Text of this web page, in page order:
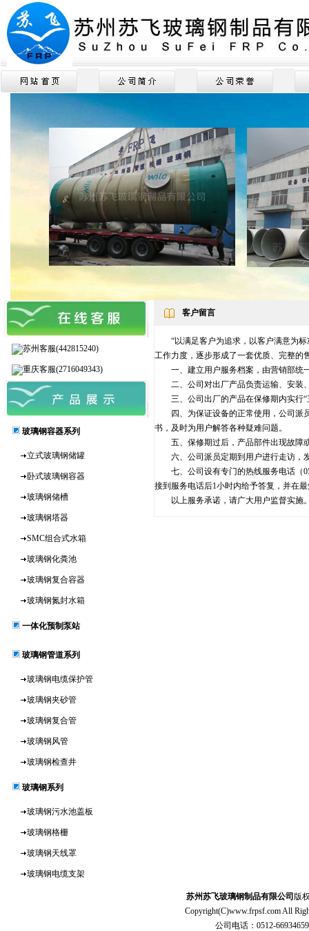
苏州客服(442815240)
重庆客服(2716049343)
玻璃钢容器系列
立式玻璃钢储罐
卧式玻璃钢容器
玻璃钢储槽
玻璃钢塔器
SMC组合式水箱
玻璃钢化粪池
玻璃钢复合容器
玻璃钢氮封水箱
一体化预制泵站
玻璃钢管道系列
玻璃钢电缆保护管
玻璃钢夹砂管
玻璃钢复合管
玻璃钢风管
玻璃钢检查井
玻璃钢系列
玻璃钢污水池盖板
玻璃钢格栅
玻璃钢天线罩
玻璃钢电缆支架
客户留言
“以满足客户为追求，以客户满意为标
工作力度，逐步形成了一套优质、完整的
一、建立用户服务档案，由营销部统一
二、公司对出厂产品负责运输、安装、
三、公司出厂的产品在保修期内实行“
四、为保证设备的正常使用，公司派员
书，及时为用户解答各种疑难问题。
五、保修期过后，产品部件出现故障或
六、公司派员定期到用户进行走访，发
七、公司设有专门的热线服务电话（
接到服务电话后1小时内给予答复，并在
以上服务承诺，请广大用户监督实施
苏州苏飞玻璃钢制品有限公司 版
Copyright(C)www.frpsf.comAll
公司电话：0512-